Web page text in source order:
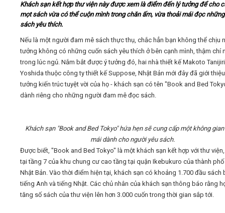
Video
Kiến thức
Liên hệ - Đăng ký
Tìm kiếm
Khách sạn kết hợp thư viện này được xem là điểm đến lý tưởng để cho
mọt sách vừa có thể cuộn mình trong chăn ấm, vừa thoải mái đọc
sách yêu thích.
Nếu là một người đam mê sách thực thụ, chắc hẳn bạn không thể chịu
tưởng không có những cuốn sách yêu thích ở bên cạnh mình, thậm chí
trong lúc ngủ. Nắm bắt được ý tưởng đó, hai nhà thiết kế Makoto
Yoshida thuộc công ty thiết kế Suppose, Nhật Bản mới đây đã giới
tưởng kiến trúc tuyệt vời của họ - khách sạn có tên "Book and Bed
dành riêng cho những người đam mê đọc sách.
Khách sạn "Book and Bed Tokyo" hứa hẹn sẽ cung cấp một không
mái dành cho người yêu sách.
Được biết, "Book and Bed Tokyo" là một khách sạn kết hợp với thư
tại tầng 7 của khu chung cư cao tầng tại quận Ikebukuro của thành phố
Nhật Bản. Vào thời điểm hiện tại, khách sạn có khoảng 1.700 đầu sách
tiếng Anh và tiếng Nhật. Các chủ nhân của khách sạn thông báo rằng
tăng số sách của thư viện lên hơn 3.000 cuốn trong thời gian sắp tới.